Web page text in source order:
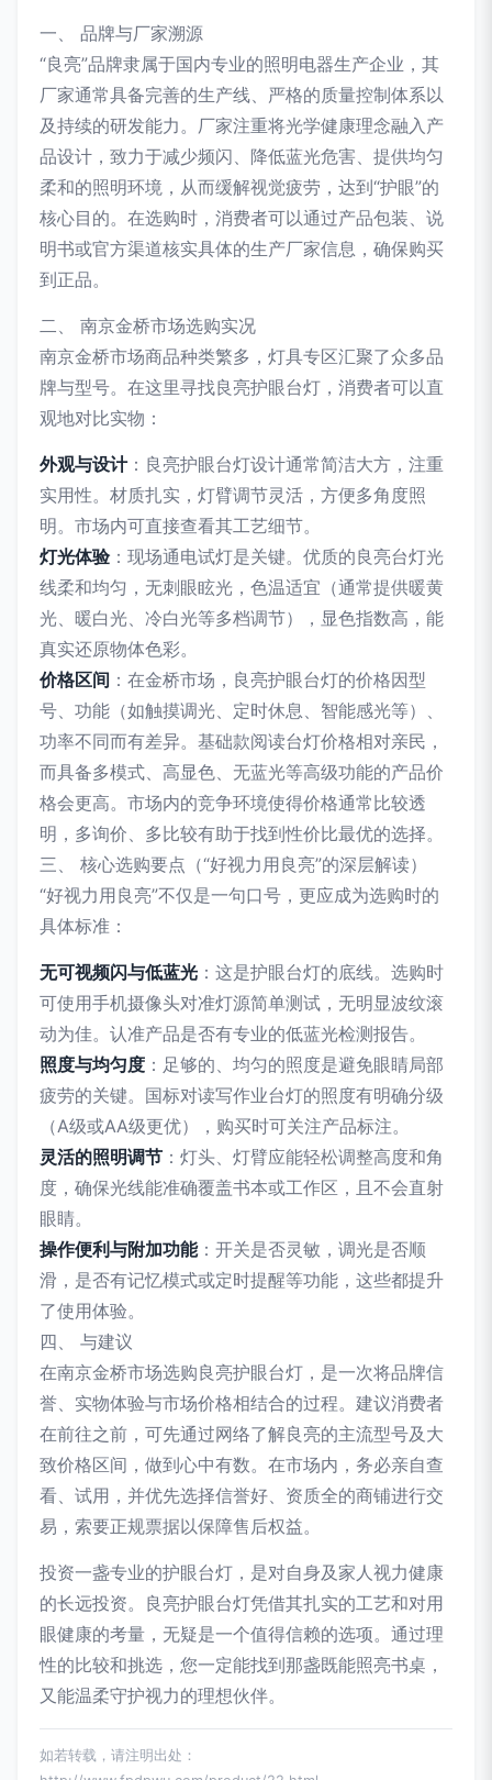
一、 品牌与厂家溯源
“良亮”品牌隶属于国内专业的照明电器生产企业，其
厂家通常具备完善的生产线、严格的质量控制体系以
及持续的研发能力。厂家注重将光学健康理念融入产
品设计，致力于减少频闪、降低蓝光危害、提供均匀
柔和的照明环境，从而缓解视觉疲劳，达到“护眼”的
核心目的。在选购时，消费者可以通过产品包装、说
明书或官方渠道核实具体的生产厂家信息，确保购买
到正品。
二、 南京金桥市场选购实况
南京金桥市场商品种类繁多，灯具专区汇聚了众多品
牌与型号。在这里寻找良亮护眼台灯，消费者可以直
观地对比实物：
外观与设计：良亮护眼台灯设计通常简洁大方，注重
实用性。材质扎实，灯臂调节灵活，方便多角度照
明。市场内可直接查看其工艺细节。
灯光体验：现场通电试灯是关键。优质的良亮台灯光
线柔和均匀，无刺眼眩光，色温适宜（通常提供暖黄
光、暖白光、冷白光等多档调节），显色指数高，能
真实还原物体色彩。
价格区间 ：在金桥市场，良亮护眼台灯的价格因型
号、功能（如触摸调光、定时休息、智能感光等）、
功率不同而有差异。基础款阅读台灯价格相对亲民，
而具备多模式、高显色、无蓝光等高级功能的产品价
格会更高。市场内的竞争环境使得价格通常比较透
明，多询价、多比较有助于找到性价比最优的选择。
三、 核心选购要点（“好视力用良亮”的深层解读）
“好视力用良亮”不仅是一句口号，更应成为选购时的
具体标准：
无可视频闪与低蓝光 ：这是护眼台灯的底线。选购时
可使用手机摄像头对准灯源简单测试，无明显波纹滚
动为佳。认准产品是否有专业的低蓝光检测报告。
照度与均匀度 ：足够的、均匀的照度是避免眼睛局部
疲劳的关键。国标对读写作业台灯的照度有明确分级
（A级或AA级更优），购买时可关注产品标注。
灵活的照明调节 ：灯头、灯臂应能轻松调整高度和角
度，确保光线能准确覆盖书本或工作区，且不会直射
眼睛。
操作便利与附加功能：开关是否灵敏，调光是否顺
滑，是否有记忆模式或定时提醒等功能，这些都提升
了使用体验。
四、 与建议
在南京金桥市场选购良亮护眼台灯，是一次将品牌信
誉、实物体验与市场价格相结合的过程。建议消费者
在前往之前，可先通过网络了解良亮的主流型号及大
致价格区间，做到心中有数。在市场内，务必亲自查
看、试用，并优先选择信誉好、资质全的商铺进行交
易，索要正规票据以保障售后权益。
投资一盏专业的护眼台灯，是对自身及家人视力健康
的长远投资。良亮护眼台灯凭借其扎实的工艺和对用
眼健康的考量，无疑是一个值得信赖的选项。通过理
性的比较和挑选，您一定能找到那盏既能照亮书桌，
又能温柔守护视力的理想伙伴。
如若转载，请注明出处：